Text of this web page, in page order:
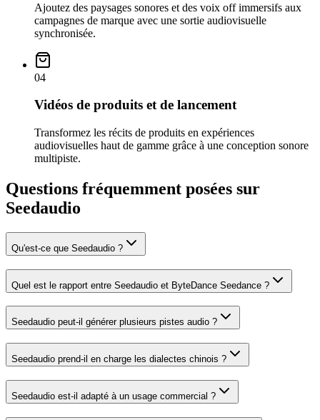
Ajoutez des paysages sonores et des voix off immersifs aux
campagnes de marque avec une sortie audiovisuelle
synchronisée.
04
Vidéos de produits et de lancement
Transformez les récits de produits en expériences
audiovisuelles haut de gamme grâce à une conception sonore
multipiste.
Questions fréquemment posées sur
Seedaudio
Qu'est-ce que Seedaudio ?
Quel est le rapport entre Seedaudio et ByteDance Seedance ?
Seedaudio peut-il générer plusieurs pistes audio ?
Seedaudio prend-il en charge les dialectes chinois ?
Seedaudio est-il adapté à un usage commercial ?